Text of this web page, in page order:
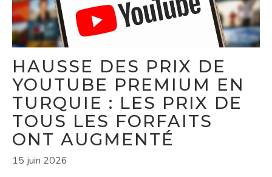
HAUSSE DES PRIX DE
YOUTUBE PREMIUM EN
TURQUIE : LES PRIX DE
TOUS LES FORFAITS
ONT AUGMENTÉ
15 juin 2026